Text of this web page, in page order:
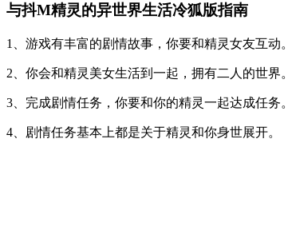
与抖M精灵的异世界生活冷狐版指南
1、游戏有丰富的剧情故事，你要和精灵女友互动。
2、你会和精灵美女生活到一起，拥有二人的世界。
3、完成剧情任务，你要和你的精灵一起达成任务。
4、剧情任务基本上都是关于精灵和你身世展开。